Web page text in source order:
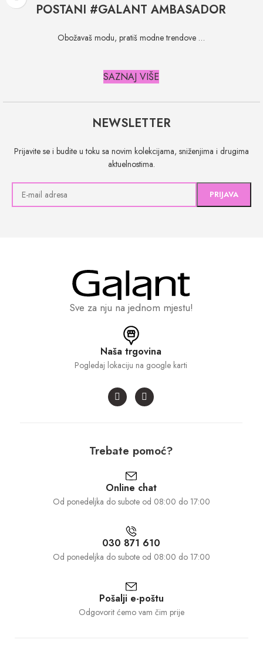
POSTANI #GALANT AMBASADOR
Obožavaš modu, pratiš modne trendove …
SAZNAJ VIŠE
NEWSLETTER
Prijavite se i budite u toku sa novim kolekcijama, sniženjima i drugima
aktuelnostima.
Sve za nju na jednom mjestu!
Naša trgovina
Pogledaj lokaciju na google karti
Trebate pomoć?
Online chat
Od ponedeljka do subote od 08:00 do 17:00
030 871 610
Od ponedeljka do subote od 08:00 do 17:00
Pošalji e-poštu
Odgovorit ćemo vam čim prije